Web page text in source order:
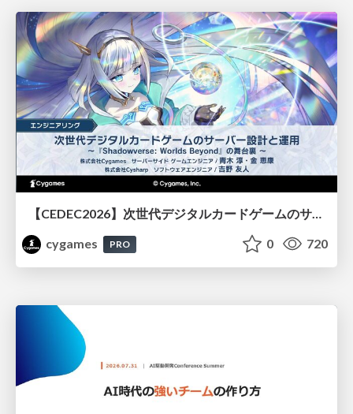
【CEDEC2026】次世代デジタルカードゲームのサーバー設計と運用 〜『Shadowverse: Worlds Beyond』の舞台裏～
cygames
PRO 0 720